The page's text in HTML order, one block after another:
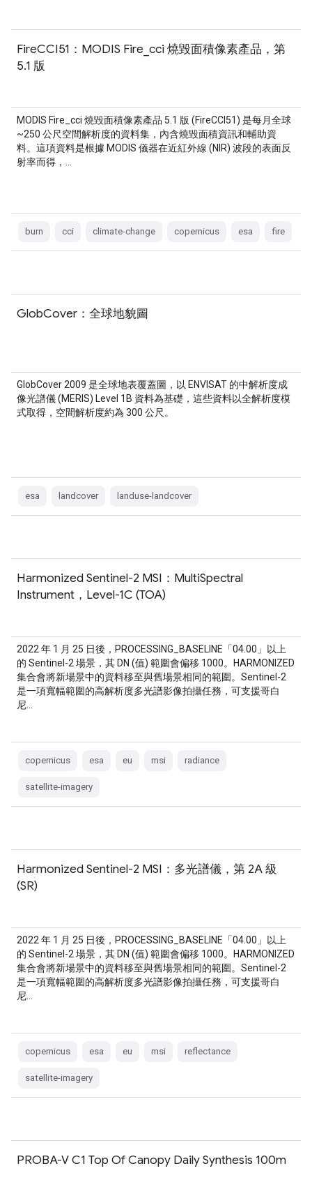
FireCCI51：MODIS Fire_cci 燒毀面積像素產品，第
5.1 版
MODIS Fire_cci 燒毀面積像素產品 5.1 版 (FireCCI51) 是每月全球
~250 公尺空間解析度的資料集，內含燒毀面積資訊和輔助資
料。這項資料是根據 MODIS 儀器在近紅外線 (NIR) 波段的表面反
射率而得，…
burn cci climate-change copernicus esa fire
GlobCover：全球地貌圖
GlobCover 2009 是全球地表覆蓋圖，以 ENVISAT 的中解析度成
像光譜儀 (MERIS) Level 1B 資料為基礎，這些資料以全解析度模
式取得，空間解析度約為 300 公尺。
esa landcover landuse-landcover
Harmonized Sentinel-2 MSI：MultiSpectral
Instrument，Level-1C (TOA)
2022 年 1 月 25 日後，PROCESSING_BASELINE「04.00」以上
的 Sentinel-2 場景，其 DN (值) 範圍會偏移 1000。HARMONIZED
集合會將新場景中的資料移至與舊場景相同的範圍。Sentinel-2
是一項寬幅範圍的高解析度多光譜影像拍攝任務，可支援哥白
尼…
copernicus esa eu msi radiance
satellite-imagery
Harmonized Sentinel-2 MSI：多光譜儀，第 2A 級
(SR)
2022 年 1 月 25 日後，PROCESSING_BASELINE「04.00」以上
的 Sentinel-2 場景，其 DN (值) 範圍會偏移 1000。HARMONIZED
集合會將新場景中的資料移至與舊場景相同的範圍。Sentinel-2
是一項寬幅範圍的高解析度多光譜影像拍攝任務，可支援哥白
尼…
copernicus esa eu msi reflectance
satellite-imagery
PROBA-V C1 Top Of Canopy Daily Synthesis 100m